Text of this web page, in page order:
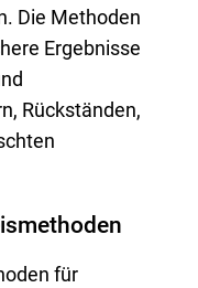
Die Methoden
Ergebnisse
Rückständen,
für